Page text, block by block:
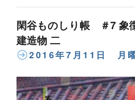
閑谷ものしり帳 ＃7 象
建造物 二
2016年7月11日 月